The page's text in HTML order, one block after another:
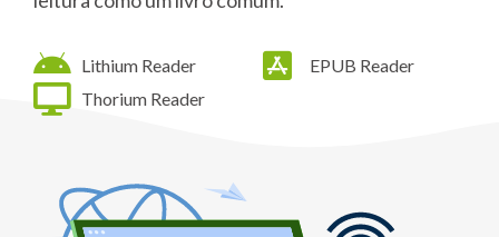
Lithium Reader
EPUB Reader
Thorium Reader